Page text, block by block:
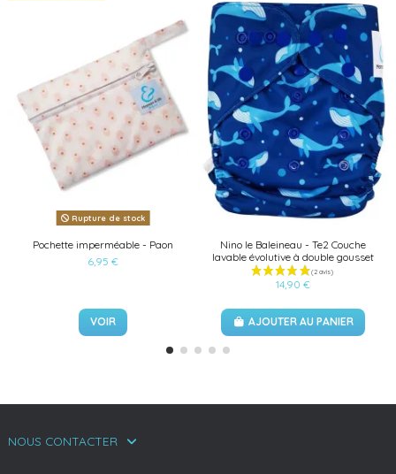
Rupture de stock
Pochette imperméable - Paon
6,95 €
VOIR
Nino le Baleineau - Te2 Couche
lavable évolutive à double gousset
14,90 €
AJOUTER AU PANIER
NOUS CONTACTER